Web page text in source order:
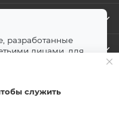
62служить
разработанные
лицами, для